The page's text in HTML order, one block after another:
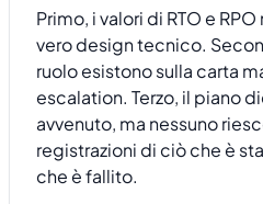
Primo, i valori di RTO e
vero design tecnico.
ruolo esistono sulla carta
escalation. Terzo, il piano
avvenuto, ma nessuno
registrazioni di ciò che è
che è fallito.